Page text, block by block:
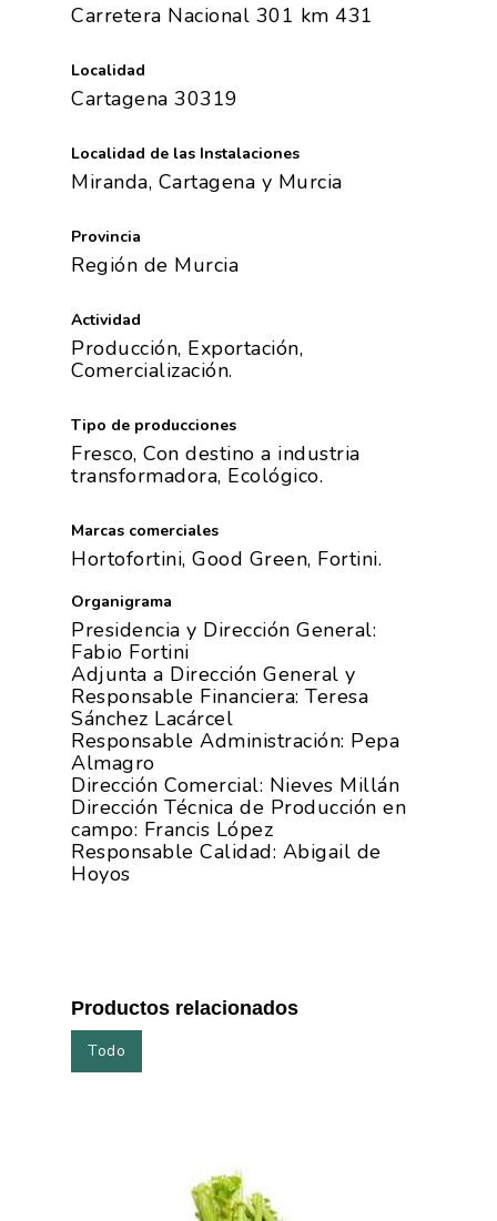
Carretera Nacional 301 km 431
Localidad
Cartagena 30319
Localidad de las Instalaciones
Miranda, Cartagena y Murcia
Provincia
Región de Murcia
Actividad
Producción, Exportación,
Comercialización.
Tipo de producciones
Fresco, Con destino a industria
transformadora, Ecológico.
Marcas comerciales
Hortofortini, Good Green, Fortini.
Organigrama
Presidencia y Dirección General:
Fabio Fortini
Adjunta a Dirección General y
Responsable Financiera: Teresa
Sánchez Lacárcel
Responsable Administración: Pepa
Almagro
Dirección Comercial: Nieves Millán
Dirección Técnica de Producción en
campo: Francis López
Responsable Calidad: Abigail de
Hoyos
Productos relacionados
Todo